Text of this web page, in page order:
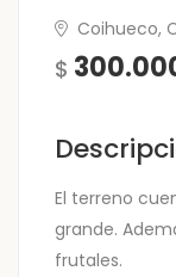
Coihueco,
$
El terreno
grande.
frutales.